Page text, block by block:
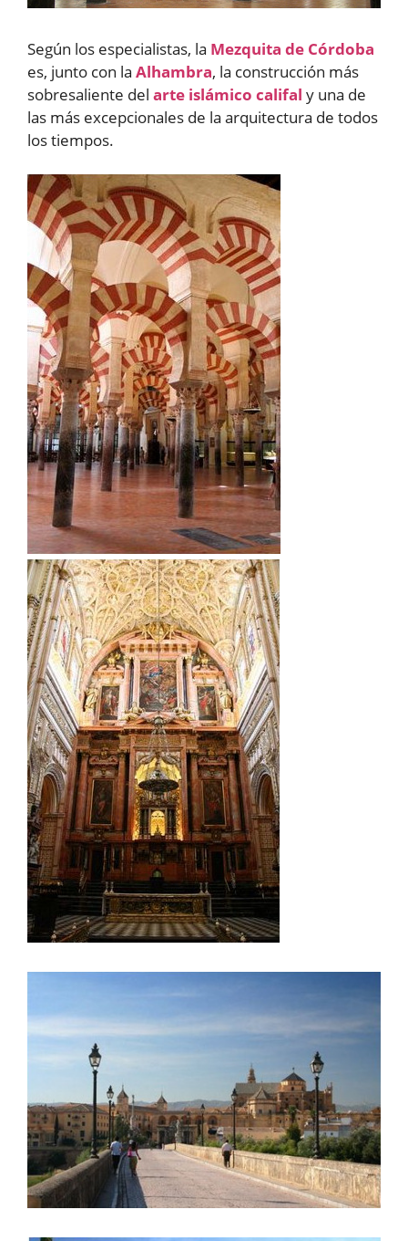
Según los especialistas, la Mezquita de Córdoba
es, junto con la Alhambra, la construcción más
sobresaliente del arte islámico califal y una de
las más excepcionales de la arquitectura de todos
los tiempos.